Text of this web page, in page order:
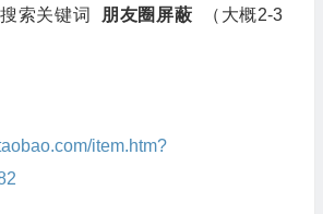
索关键词 朋友圈屏蔽
（大概2-3
item.htm?